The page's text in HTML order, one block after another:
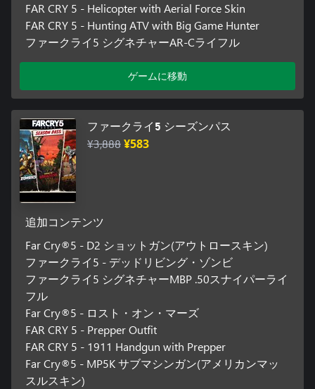
FAR CRY 5 - Helicopter with Aerial Force Skin
FAR CRY 5 - Hunting ATV with Big Game Hunter
ファークライ5 シグネチャーAR-Cライフル
ゲームに移動
ファークライ5 シーズンパス
¥3,888¥583
追加コンテンツ
Far Cry®5 - D2 ショットガン(アウトロースキン)
ファークライ5 - デッドリビング・ゾンビ
ファークライ5 シグネチャーMBP .50スナイパーライ
フル
Far Cry®5 - ロスト・オン・マーズ
FAR CRY 5 - Prepper Outfit
FAR CRY 5 - 1911 Handgun with Prepper
Far Cry®5 - MP5K サブマシンガン(アメリカンマッ
スルスキン)